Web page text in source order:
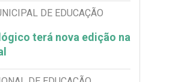
DE EDUCAÇÃO
terá nova edição na